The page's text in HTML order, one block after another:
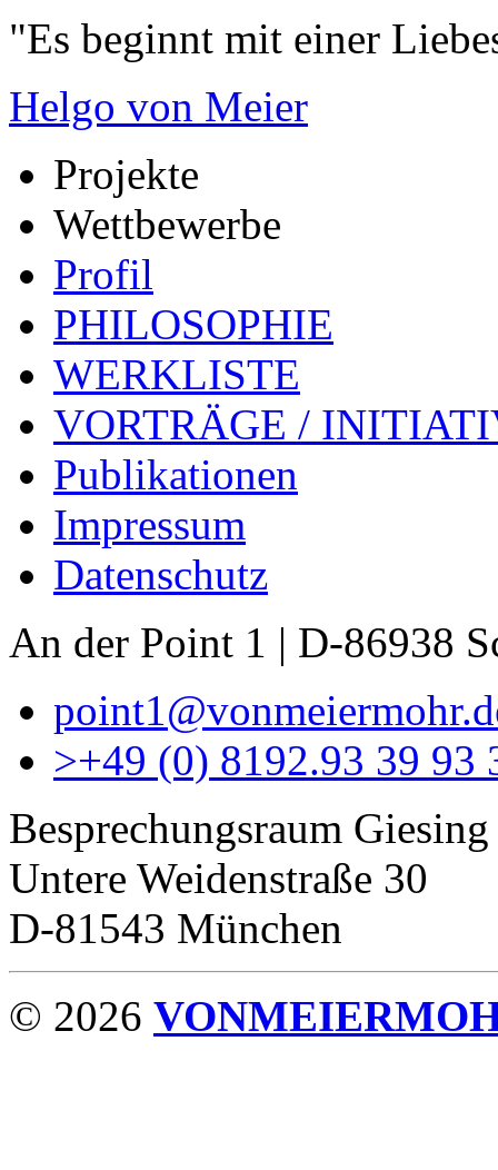
"Es beginnt mit einer
Helgo von Meier
Projekte
Wettbewerbe
Profil
PHILOSOPHIE
WERKLISTE
VORTRÄGE /
Publikationen
Impressum
Datenschutz
An der Point 1 | D-86938
>+49 (0) 8192.93 39 93
Besprechungsraum Giesing
Untere Weidenstraße 30
D-81543 München
© 2026